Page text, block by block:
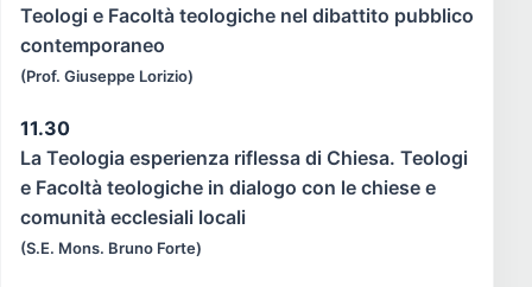
Teologi e Facoltà teologiche nel dibattito pubblico
contemporaneo
(Prof. Giuseppe Lorizio)
11.30
La Teologia esperienza riflessa di Chiesa. Teologi
e Facoltà teologiche in dialogo con le chiese e
comunità ecclesiali locali
(S.E. Mons. Bruno Forte)